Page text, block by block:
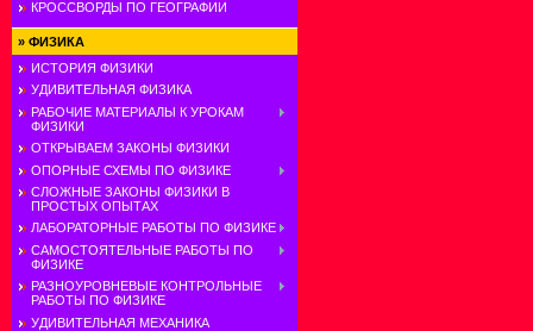
КРОССВОРДЫ ПО ГЕОГРАФИИ
» ФИЗИКА
ИСТОРИЯ ФИЗИКИ
УДИВИТЕЛЬНАЯ ФИЗИКА
РАБОЧИЕ МАТЕРИАЛЫ К УРОКАМ
ФИЗИКИ
ОТКРЫВАЕМ ЗАКОНЫ ФИЗИКИ
ОПОРНЫЕ СХЕМЫ ПО ФИЗИКЕ
СЛОЖНЫЕ ЗАКОНЫ ФИЗИКИ В
ПРОСТЫХ ОПЫТАХ
ЛАБОРАТОРНЫЕ РАБОТЫ ПО ФИЗИКЕ
САМОСТОЯТЕЛЬНЫЕ РАБОТЫ ПО
ФИЗИКЕ
РАЗНОУРОВНЕВЫЕ КОНТРОЛЬНЫЕ
РАБОТЫ ПО ФИЗИКЕ
УДИВИТЕЛЬНАЯ МЕХАНИКА